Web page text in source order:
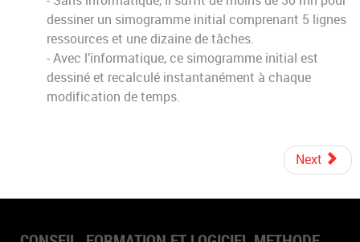
dessiner un simogramme initial comprenant 5 lignes
ressources et une dizaine de tâches.
- Avec l’informatique, ce simogramme initial est
dessiné et recalculé instantanément à chaque
modification de temps.
Next